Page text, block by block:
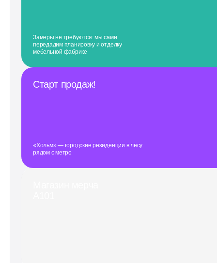
Замеры не требуются: мы сами
передадим планировку и отделку
мебельной фабрике
Старт продаж!
«Хольм» — городские резиденции в лесу
рядом с метро